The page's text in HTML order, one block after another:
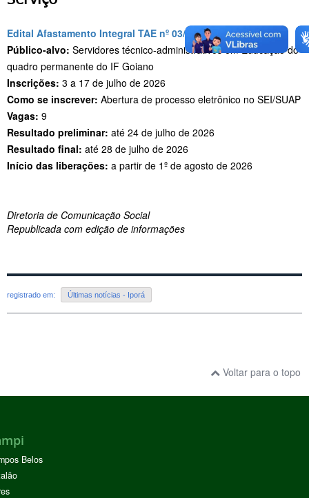
Edital Afastamento Integral TAE nº 03/2026
Público-alvo: Servidores técnico-administrativos em Educação do
quadro permanente do IF Goiano
Inscrições: 3 a 17 de julho de 2026
Como se inscrever: Abertura de processo eletrônico no SEI/SUAP
Vagas: 9
Resultado preliminar: até 24 de julho de 2026
Resultado final: até 28 de julho de 2026
Início das liberações: a partir de 1º de agosto de 2026
Diretoria de Comunicação Social
Republicada com edição de informações
registrado em: Últimas notícias - Iporá
Voltar para o topo
Belos